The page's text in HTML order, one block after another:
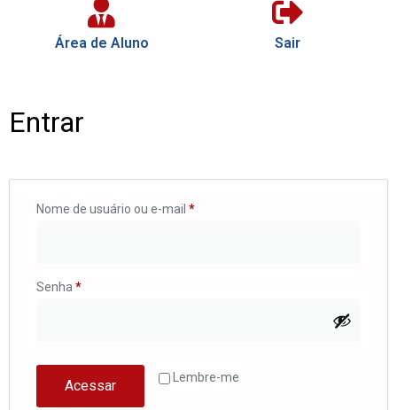
Área de Aluno Sair
Entrar
Nome de usuário ou e-mail *
Senha *
Lembre-me
Acessar